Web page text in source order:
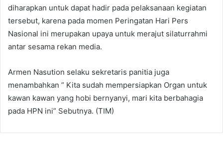
diharapkan untuk dapat hadir pada pelaksanaan kegiatan
tersebut, karena pada momen Peringatan Hari Pers
Nasional ini merupakan upaya untuk merajut silaturrahmi
antar sesama rekan media.
Armen Nasution selaku sekretaris panitia juga
menambahkan ” Kita sudah mempersiapkan Organ untuk
kawan kawan yang hobi bernyanyi, mari kita berbahagia
pada HPN ini” Sebutnya. (TIM)